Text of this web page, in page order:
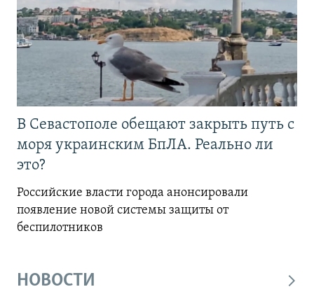
В Севастополе обещают закрыть путь с
моря украинским БпЛА. Реально ли
это?
Российские власти города анонсировали
появление новой системы защиты от
беспилотников
НОВОСТИ